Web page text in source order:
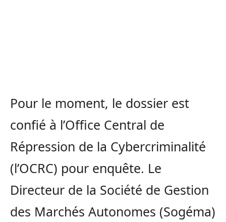
Pour le moment, le dossier est
confié à l’Office Central de
Répression de la Cybercriminalité
(l’OCRC) pour enquête. Le
Directeur de la Société de Gestion
des Marchés Autonomes (Sogéma)